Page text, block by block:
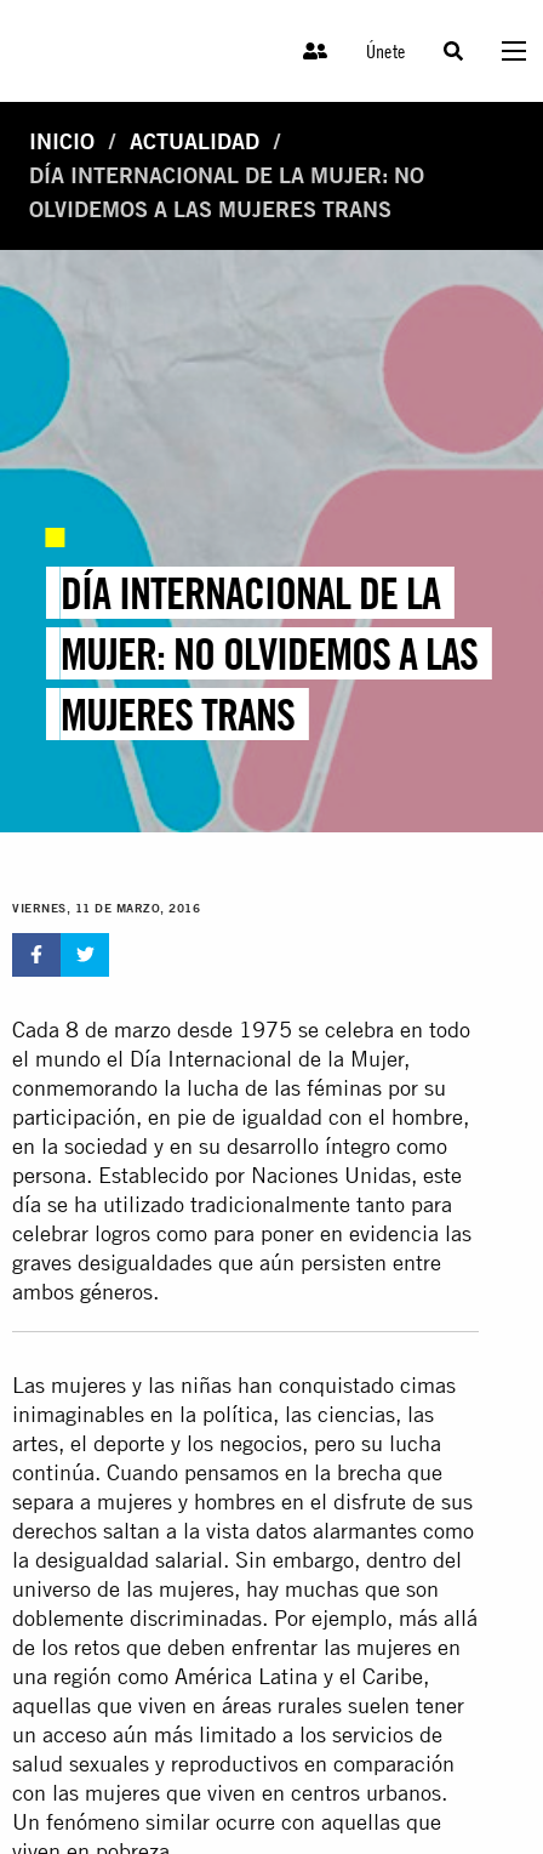
Únete
INICIO
ACTUALIDAD
DÍA INTERNACIONAL DE LA MUJER: NO
OLVIDEMOS A LAS MUJERES TRANS
DÍA INTERNACIONAL DE LA
MUJER: NO OLVIDEMOS A LAS
MUJERES TRANS
VIERNES, 11 DE MARZO, 2016
Cada 8 de marzo desde 1975 se celebra en todo
el mundo el Día Internacional de la Mujer,
conmemorando la lucha de las féminas por su
participación, en pie de igualdad con el hombre,
en la sociedad y en su desarrollo íntegro como
persona. Establecido por Naciones Unidas, este
día se ha utilizado tradicionalmente tanto para
celebrar logros como para poner en evidencia las
graves desigualdades que aún persisten entre
ambos géneros.
Las mujeres y las niñas han conquistado cimas
inimaginables en la política, las ciencias, las
artes, el deporte y los negocios, pero su lucha
continúa. Cuando pensamos en la brecha que
separa a mujeres y hombres en el disfrute de sus
derechos saltan a la vista datos alarmantes como
la desigualdad salarial. Sin embargo, dentro del
universo de las mujeres, hay muchas que son
doblemente discriminadas. Por ejemplo, más allá
de los retos que deben enfrentar las mujeres en
una región como América Latina y el Caribe,
aquellas que viven en áreas rurales suelen tener
un acceso aún más limitado a los servicios de
salud sexuales y reproductivos en comparación
con las mujeres que viven en centros urbanos.
Un fenómeno similar ocurre con aquellas que